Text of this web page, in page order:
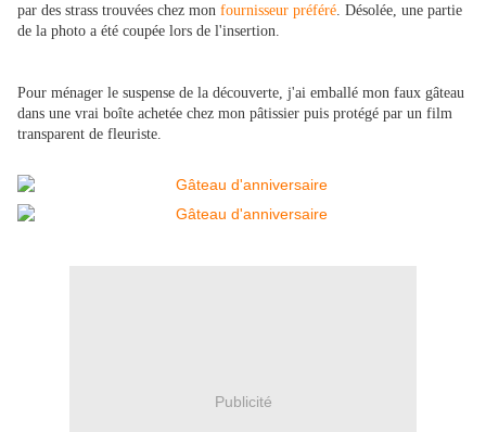
par des strass trouvées chez mon fournisseur préféré. Désolée, une partie
de la photo a été coupée lors de l'insertion.
Pour ménager le suspense de la découverte, j'ai emballé mon faux gâteau
dans une vrai boîte achetée chez mon pâtissier puis protégé par un film
transparent de fleuriste.
Publicité